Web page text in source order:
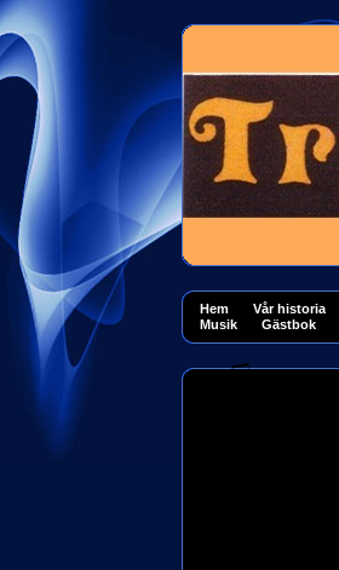
Hem Vår historia
Musik
Gästbok